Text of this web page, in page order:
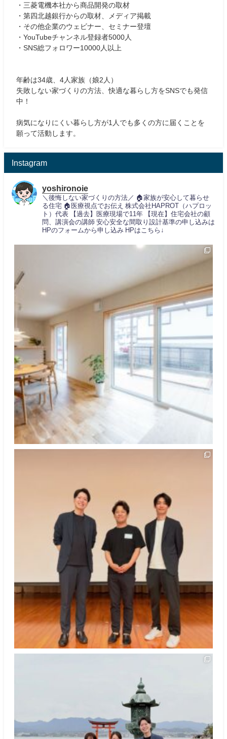
・三菱電機本社から商品開発の取材
・第四北越銀行からの取材、メディア掲載
・その他企業のウェビナー、セミナー登壇
・YouTubeチャンネル登録者5000人
・SNS総フォロワー10000人以上
年齢は34歳、4人家族（娘2人）
失敗しない家づくりの方法、快適な暮らし方をSNSでも発信
中！
病気になりにくい暮らし方が1人でも多くの方に届くことを
願って活動します。
Instagram
yoshironoie
＼後悔しない家づくりの方法／ 🏠家族が安心して暮らせ
る住宅 🏠医療視点でお伝え 株式会社HAPROT（ハプロッ
ト）代表 【過去】医療現場で11年 【現在】住宅会社の顧
問、講演会の講師 安心安全な間取り設計基準の申し込みは
HPのフォームから申し込み HPはこちら↓